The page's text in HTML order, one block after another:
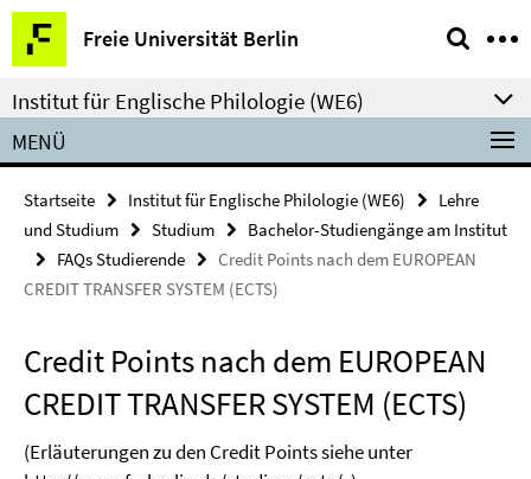
Springe
direkt
zu
Inhalt
Freie Universität Berlin
Service-
Navigation
Institut für Englische Philologie (WE6)
MENÜ
Startseite Institut für Englische Philologie (WE6)
Lehre
und Studium
Studium
Bachelor-Studiengänge am Institut
FAQs Studierende
Credit Points nach dem EUROPEAN
CREDIT TRANSFER SYSTEM (ECTS)
Credit Points nach dem EUROPEAN
CREDIT TRANSFER SYSTEM (ECTS)
(Erläuterungen zu den Credit Points siehe unter